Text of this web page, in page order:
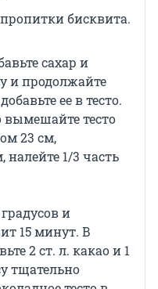
бисквита.
сахар и
и продолжайте
ее в тесто.
вымешайте тесто
23 см,
налейте 1/3 часть
и
15 минут. В
2 ст. л. какао и 1
тщательно